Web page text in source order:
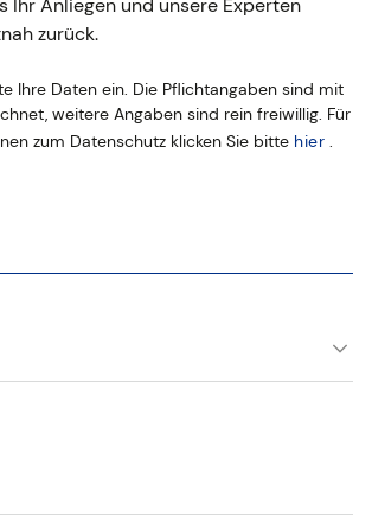
Ihr Anliegen und unsere Experten
zurück.
Ihre Daten ein. Die Pflichtangaben sind mit
weitere Angaben sind rein freiwillig. Für
zum Datenschutz klicken Sie bitte hier .